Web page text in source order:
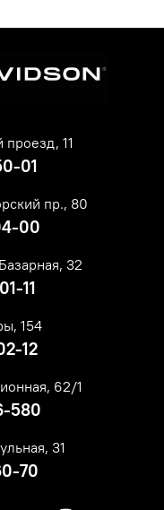
11
01
пр., 80
00
32
11
154
12
62/1
580
31
70